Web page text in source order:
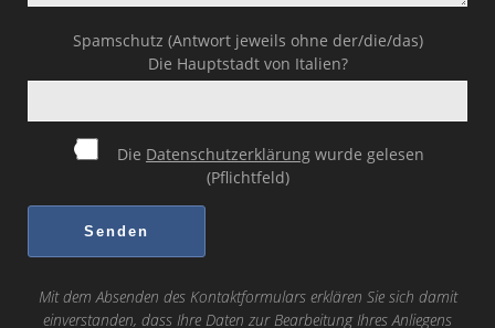
Spamschutz (Antwort jeweils ohne der/die/das)
Die Hauptstadt von Italien?
Die Datenschutzerklärung wurde gelesen
(Pflichtfeld)
Mit dem Absenden des Kontaktformulars erklären Sie sich damit
einverstanden, dass Ihre Daten zur Bearbeitung Ihres Anliegens